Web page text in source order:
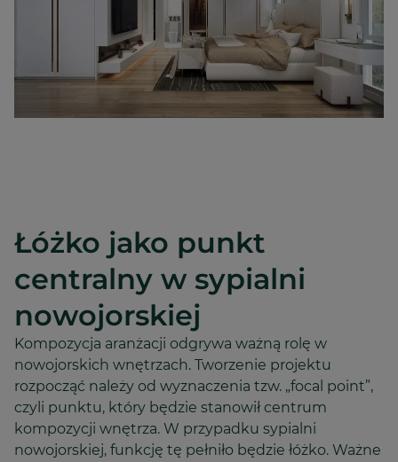
Łóżko jako punkt
centralny w sypialni
nowojorskiej
Kompozycja aranżacji odgrywa ważną rolę w
nowojorskich wnętrzach. Tworzenie projektu
rozpocząć należy od wyznaczenia tzw. „focal point”,
czyli punktu, który będzie stanowił centrum
kompozycji wnętrza. W przypadku sypialni
nowojorskiej, funkcję tę pełniło będzie łóżko. Ważne